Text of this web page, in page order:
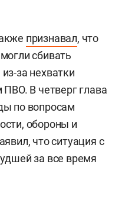
признавал, что
сбивать
за нехватки
ПВО. В четверг глава
по вопросам
обороны и
что ситуация с
за все время